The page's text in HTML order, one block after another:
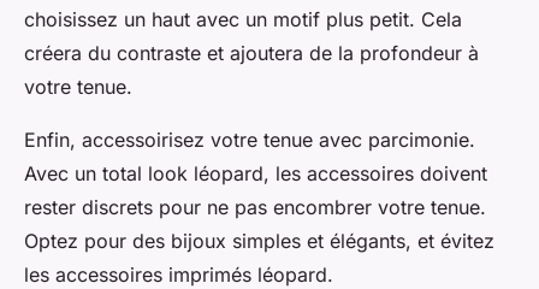
choisissez un haut avec un motif plus petit. Cela
créera du contraste et ajoutera de la profondeur à
votre tenue.
Enfin, accessoirisez votre tenue avec parcimonie.
Avec un total look léopard, les accessoires doivent
rester discrets pour ne pas encombrer votre tenue.
Optez pour des bijoux simples et élégants, et évitez
les accessoires imprimés léopard.